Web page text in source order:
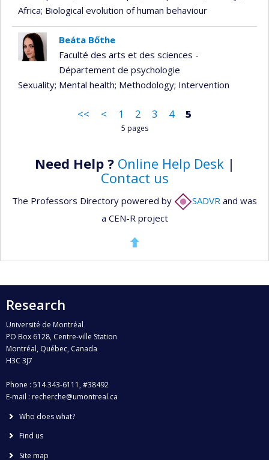
Africa; Biological evolution of human behaviour
Beáta Bőthe
Faculté des arts et des sciences -
Département de psychologie
Sexuality; Mental health; Methodology; Intervention
<< < 1 2 3 4 5
5 pages
Need Help ? Online Help Desk|
Contact us
The Professors Directory powered by SADVR and was
a CEN-R project
Research
Université de Montréal
PO Box 6128, Centre-ville Station
Montréal, Québec, Canada
H3C 3J7
Phone : 514 343-6111, #38492
E-mail : recherche@umontreal.ca
Who does what?
Find us
Site map